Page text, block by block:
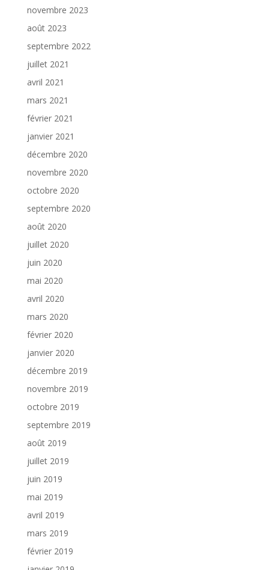
novembre 2023
août 2023
septembre 2022
juillet 2021
avril 2021
mars 2021
février 2021
janvier 2021
décembre 2020
novembre 2020
octobre 2020
septembre 2020
août 2020
juillet 2020
juin 2020
mai 2020
avril 2020
mars 2020
février 2020
janvier 2020
décembre 2019
novembre 2019
octobre 2019
septembre 2019
août 2019
juillet 2019
juin 2019
mai 2019
avril 2019
mars 2019
février 2019